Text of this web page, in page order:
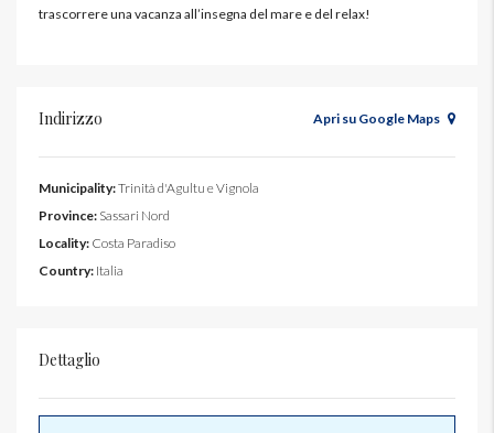
trascorrere una vacanza all’insegna del mare e del relax!
Indirizzo Apri su Google Maps
Municipality:Trinità d'Agultu e Vignola
Province: Sassari Nord
Locality: Costa Paradiso
Country: Italia
Dettaglio